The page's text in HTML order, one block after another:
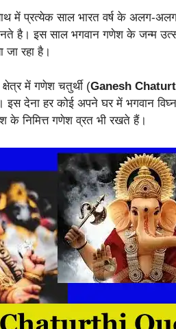
में प्रत्येक साल भारत वर्ष के अलग-
है। इस साल भगवान गणेश के जन्म
जा रहा है।
में गणेश चतुर्थी (Ganesh
देना हर कोई अपने घर में भगवान
के निमित्त गणेश व्रत भी रखते हैं।